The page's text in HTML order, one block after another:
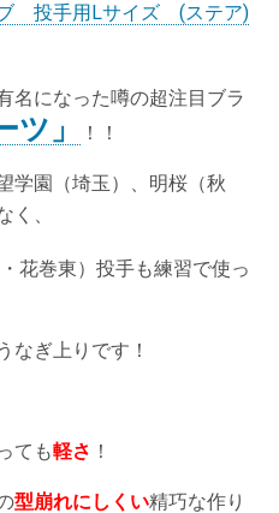
ブ 投手用Lサイズ (ステア)
になった噂の超注目ブラ
ツ」 ！！
学園（埼玉）、明桜（秋
く、
・花巻東）投手も練習で使っ
ぎ上りです！
ても軽さ ！
型崩れにしくい精巧な作り